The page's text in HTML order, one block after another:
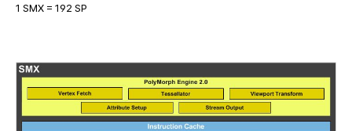
1 SMX = 192 SP